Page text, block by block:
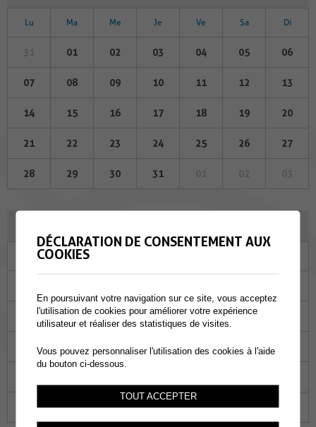
Lu Ma Me Je Ve Sa Di
01 02 03 04 05 06
07 08 09 10 11 12 13
14 15 16 17 18 19 20
21 22 23 24 25 26 27
28 29 30 31
Ma
05 06 07 08 09
14 15 16
26 27 28 29 30
DÉCLARATION DE CONSENTEMENT AUX
COOKIES
En poursuivant votre navigation sur ce site, vous acceptez
l'utilisation de cookies pour améliorer votre expérience
utilisateur et réaliser des statistiques de visites.
Vous pouvez personnaliser l'utilisation des cookies à l'aide
du bouton ci-dessous.
TOUT ACCEPTER